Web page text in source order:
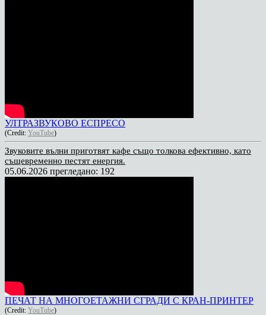
УЛТРАЗВУКОВО ЕСПРЕСО
(Credit: YouTube)
Звуковите вълни приготвят кафе също толкова ефективно, като
същевременно пестят енергия.
05.06.2026 прегледано: 192
ПЕЧАТ НА МНОГОЕТАЖНИ СГРАДИ С КРАН-ПРИНТЕР
(Credit: YouTube)